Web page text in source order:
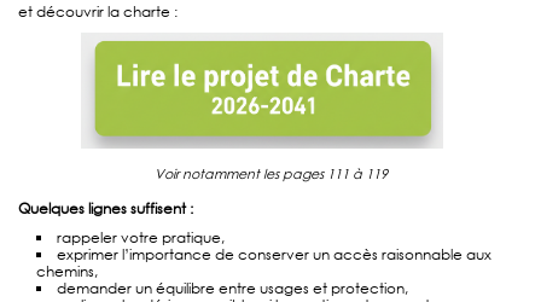
et découvrir la charte :
Voir notamment les pages 111 à 119
Quelques lignes suffisent :
rappeler votre pratique,
exprimer l’importance de conserver un accès raisonnable aux
chemins,
demander un équilibre entre usages et protection,